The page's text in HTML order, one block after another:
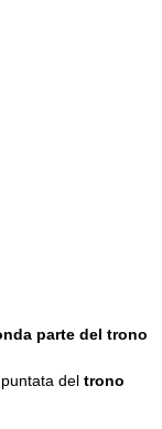
parte del trono
del trono